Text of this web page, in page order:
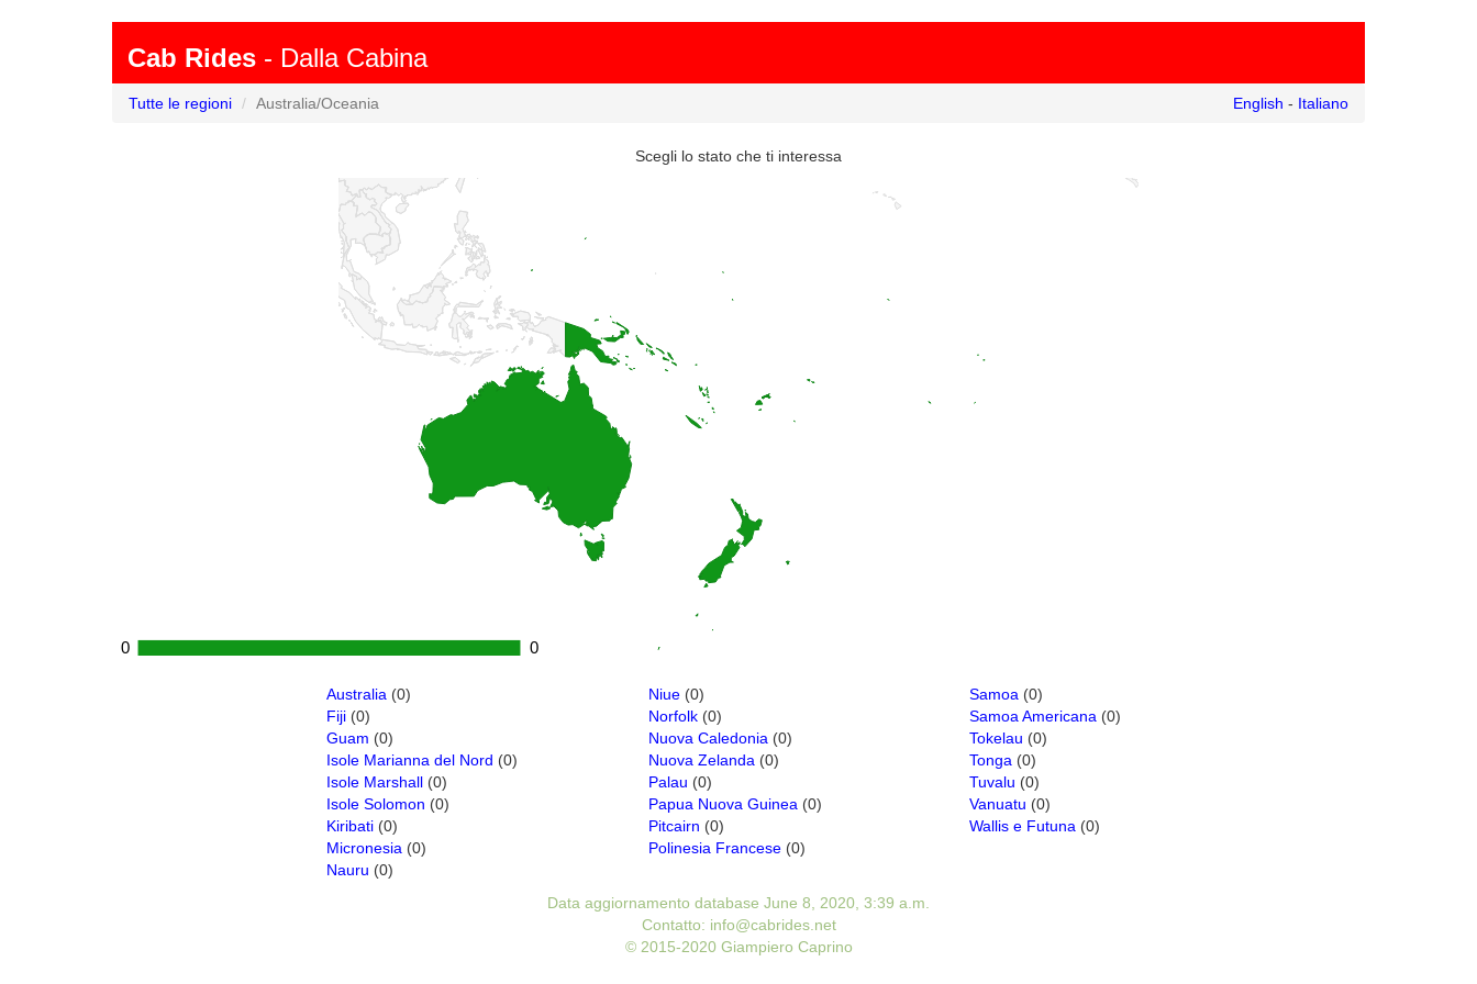
Cab Rides - Dalla Cabina
Tutte le regioni Australia/Oceania English - Italiano
Scegli lo stato che ti interessa
0
0 0
0
Australia (0)
Fiji (0)
Guam (0)
Isole Marianna del Nord (0)
Isole Marshall (0)
Isole Solomon (0)
Kiribati (0)
Micronesia (0)
Nauru (0)
Niue(0)
Norfolk(0)
Nuova Caledonia (0)
Nuova Zelanda (0)
Palau (0)
Papua Nuova Guinea (0)
Pitcairn (0)
Polinesia Francese(0)
Samoa (0)
Samoa Americana (0)
Tokelau (0)
Tonga (0)
Tuvalu (0)
Vanuatu (0)
Wallis e Futuna (0)
Data aggiornamento database June 8, 2020, 3:39 a.m.
Contatto: info@cabrides.net
© 2015-2020 Giampiero Caprino